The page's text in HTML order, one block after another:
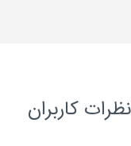
کاربران